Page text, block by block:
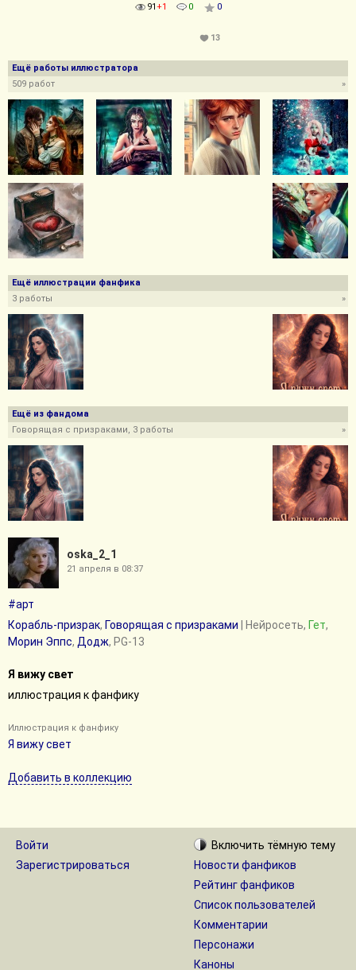
oska_2_1
21 апреля в 08:37
#арт
Корабль-призрак, Говорящая с призраками | Нейросеть, Гет,
Морин Эппс, Додж, PG-13
Я вижу свет
иллюстрация к фанфику
Иллюстрация к фанфику
Я вижу свет
Добавить в коллекцию
91+1 0 0
13
Ещё работы иллюстратора
»
509 работ
Ещё иллюстрации фанфика
3 работы
»
Ещё из фандома
»
Говорящая с призраками, 3 работы
Войти
Зарегистрироваться
Включить тёмную тему
Новости фанфиков
Рейтинг фанфиков
Список пользователей
Комментарии
Персонажи
Каноны